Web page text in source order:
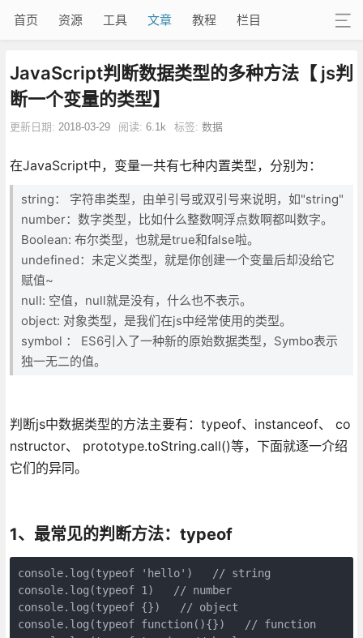
首页 资源 工具 文章 教程 栏目
JavaScript判断数据类型的多种方法【 js判
断一个变量的类型】
更新日期: 2018-03-29 阅读: 6.1k 标签: 数据
在JavaScript中，变量一共有七种内置类型，分别为：
string： 字符串类型，由单引号或双引号来说明，如"string"
number：数字类型，比如什么整数啊浮点数啊都叫数字。
Boolean: 布尔类型，也就是true和false啦。
undefined：未定义类型，就是你创建一个变量后却没给它
赋值~
null: 空值，null就是没有，什么也不表示。
object: 对象类型，是我们在js中经常使用的类型。
symbol ： ES6引入了一种新的原始数据类型，Symbo表示
独一无二的值。
判断js中数据类型的方法主要有：typeof、instanceof、 co
nstructor、 prototype.toString.call()等，下面就逐一介绍
它们的异同。
1、最常见的判断方法：typeof
console.log(typeof 'hello')   // string
console.log(typeof 1)   // number
console.log(typeof {})   // object
console.log(typeof function(){})   // function